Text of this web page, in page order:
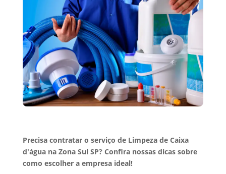
Precisa contratar o serviço de Limpeza de Caixa
d'água na Zona Sul SP? Confira nossas dicas sobre
como escolher a empresa ideal!